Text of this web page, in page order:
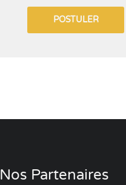
POSTULER
Nos Partenaires